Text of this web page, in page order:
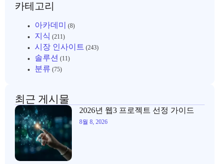
카테고리
아카데미 (8)
지식 (211)
시장 인사이트 (243)
솔루션 (11)
분류 (75)
최근 게시물
2026년 웹3 프로젝트 선정 가이드
8월 8, 2026